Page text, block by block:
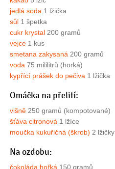
jedlá soda 1 lžička
sůl 1 špetka
cukr krystal 200 gramů
vejce 1 kus
smetana zakysaná 200 gramů
voda 75 mililitrů (horká)
kypřící prášek do pečiva 1 lžička
Omáčka na přelití:
višně 250 gramů (kompotované)
šťáva citronová 1 lžíce
moučka kukuřičná (škrob) 2 lžičky
Na ozdobu:
čokoláda hořká 150 gramů